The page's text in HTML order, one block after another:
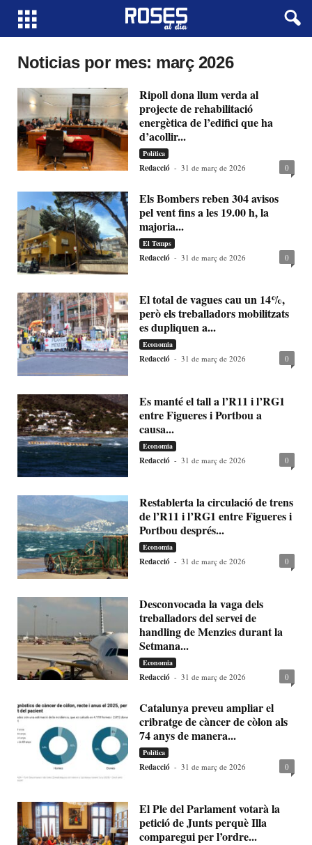
Noticias por mes: març 2026
Ripoll dona llum verda al
projecte de rehabilitació
energètica de l’edifici que ha
d’acollir...
Política
Redacció - 31 de març de 2026 0
Els Bombers reben 304 avisos
pel vent fins a les 19.00 h, la
majoria...
El Temps
Redacció - 31 de març de 2026 0
El total de vagues cau un 14%,
però els treballadors mobilitzats
es dupliquen a...
Economia
Redacció - 31 de març de 2026 0
Es manté el tall a l’R11 i l’RG1
entre Figueres i Portbou a
causa...
Economia
Redacció - 31 de març de 2026 0
Restablerta la circulació de trens
de l’R11 i l’RG1 entre Figueres i
Portbou després...
Economia
Redacció - 31 de març de 2026 0
Desconvocada la vaga dels
treballadors del servei de
handling de Menzies durant la
Setmana...
Economia
Redacció - 31 de març de 2026 0
Catalunya preveu ampliar el
cribratge de càncer de còlon als
74 anys de manera...
Política
Redacció - 31 de març de 2026 0
El Ple del Parlament votarà la
petició de Junts perquè Illa
comparegui per l’ordre...